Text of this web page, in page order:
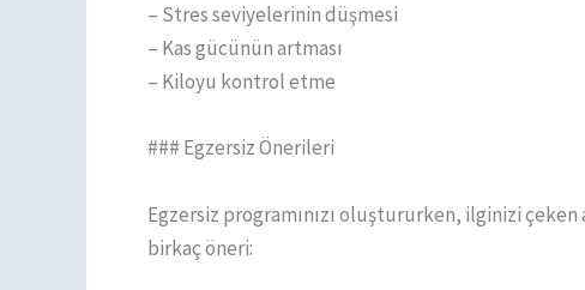
– Stres seviyelerinin düşmesi
– Kas gücünün artması
– Kiloyu kontrol etme
### Egzersiz Önerileri
Egzersiz programınızı oluştururken, ilginizi
birkaç öneri: